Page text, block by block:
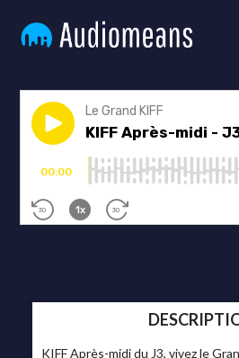
KIFF Après-midi du J3, vivez le